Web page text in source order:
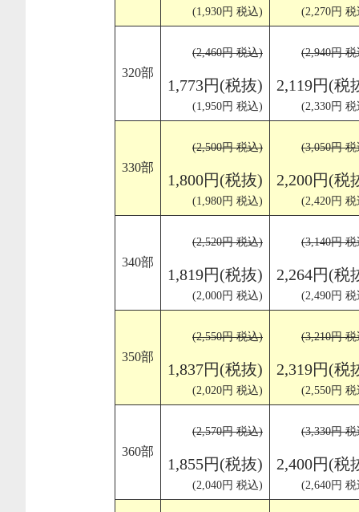
(1,930円 税込) (2,270円
320部
(2,460円 税込)
1,773円(税抜)
(1,950円 税込)
(2,940円
2,119円(税
(2,330円
330部
(2,500円 税込)
1,800円(税抜)
(1,980円 税込)
(3,050円
2,200円(税
(2,420円
340部
(2,520円 税込)
1,819円(税抜)
(2,000円 税込)
(3,140円
2,264円(税
(2,490円
350部
(2,550円 税込)
1,837円(税抜)
(2,020円 税込)
(3,210円
2,319円(税
(2,550円
360部
(2,570円 税込)
1,855円(税抜)
(2,040円 税込)
(3,330円
2,400円(税
(2,640円